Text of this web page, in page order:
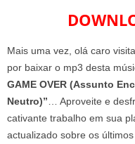
Mais uma vez, olá caro
por baixar o mp3 desta
GAME OVER (Assunto
Neutro)” … Aproveite e
cativante trabalho em sua
actualizado sobre os